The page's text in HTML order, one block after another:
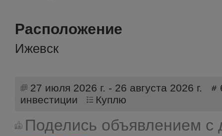
Расположение
Ижевск
27 июля 2026 г. - 26 августа 2026 г.
инвестиции
Куплю
Поделись объявлением с